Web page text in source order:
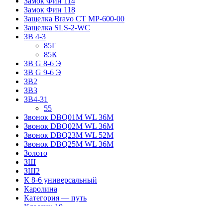
Замок Фин 118
Защелка Bravo СТ MP-600-00
Защелка SLS-2-WC
ЗВ 4-3
85Г
85К
ЗВ G 8-6 Э
ЗВ G 9-6 Э
ЗВ2
ЗВ3
ЗВ4-31
55
Звонок DBQ01M WL 36M
Звонок DBQ02M WL 36M
Звонок DBQ23M WL 52M
Звонок DBQ25M WL 36M
Золото
ЗШ
ЗШ2
К 8-6 универсальный
Каролина
Категория — путь